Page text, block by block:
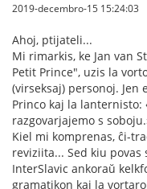
2019-decembro-15 15:24:03
Ahoj, ptijateli...
Mi rimarkis, ke Jan van
Petit Prince", uzis la
(virseksaj) personoj. Jen
Princo kaj la lanternisto:
razgovarjajemo s
Kiel mi komprenas, ĉi-
reviziita... Sed kiu
InterSlavic ankoraŭ
gramatikon kaj la